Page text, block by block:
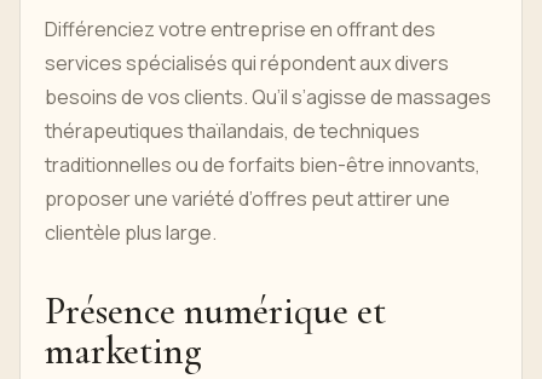
Différenciez votre entreprise en offrant des
services spécialisés qui répondent aux divers
besoins de vos clients. Qu’il s’agisse de massages
thérapeutiques thaïlandais, de techniques
traditionnelles ou de forfaits bien-être innovants,
proposer une variété d’offres peut attirer une
clientèle plus large.
Présence numérique et
marketing